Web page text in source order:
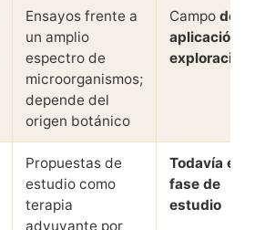
Ensayos frente a
un amplio
espectro de
microorganismos;
depende del
origen botánico
Campo de
aplicación
exploración
Propuestas de
estudio como
terapia
adyuvante por
Todavía en
fase de
estudio